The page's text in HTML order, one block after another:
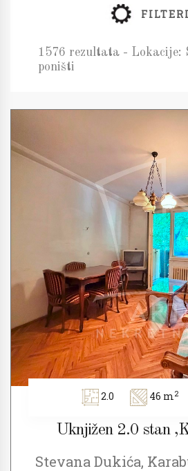
FILTERI
1576 rezultata - Lokacije:
poništi
2.0 46 m2
Uknjižen 2.0 stan
Stevana Dukića,